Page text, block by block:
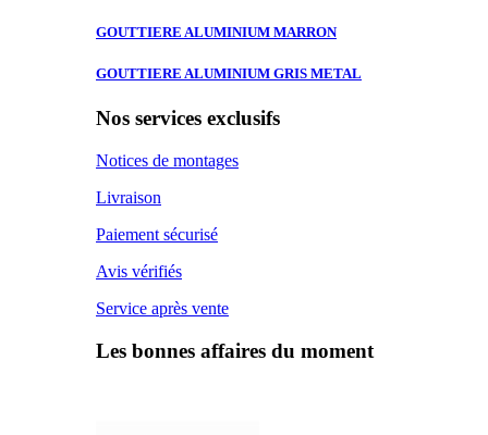
GOUTTIERE ALUMINIUM MARRON
GOUTTIERE ALUMINIUM GRIS METAL
Nos services exclusifs
Notices de montages
Livraison
Paiement sécurisé
Avis vérifiés
Service après vente
Les bonnes affaires du moment